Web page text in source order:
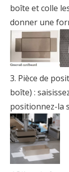
boîte et colle
donner une
3. Pièce de
boîte) :
positionnez-la